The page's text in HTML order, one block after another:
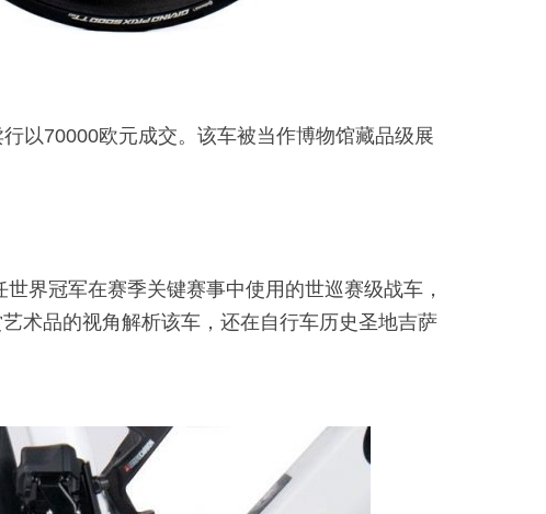
以70000欧元成交。该车被当作博物馆藏品级展
界冠军在赛季关键赛事中使用的世巡赛级战车，
术品的视角解析该车，还在自行车历史圣地吉萨